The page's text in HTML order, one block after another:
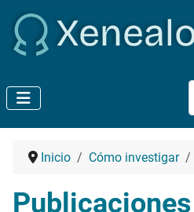
Inicio Cómo investigar
Publicaciones